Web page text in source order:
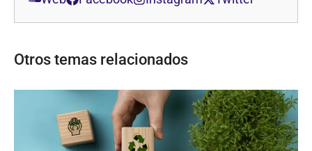
Otros temas relacionados